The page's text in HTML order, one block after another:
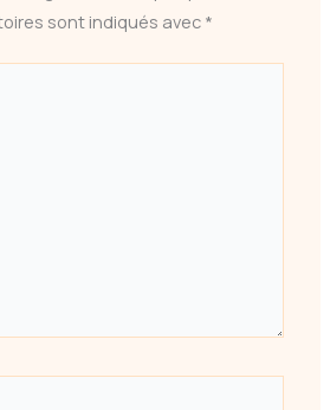
sont indiqués avec *